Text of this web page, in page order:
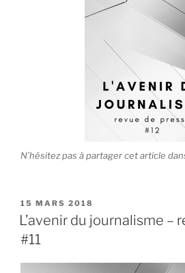
N’hésitez pas à partager cet article
P
U
B
L
É
15 MARS 2018
L’avenir du journalisme –
#11